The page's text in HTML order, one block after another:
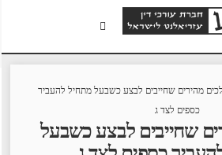
מהירים שחייבים לבצע כשבעל מתחיל להעביר
כספים לצד ג
שחייבים לבצע כשבעל